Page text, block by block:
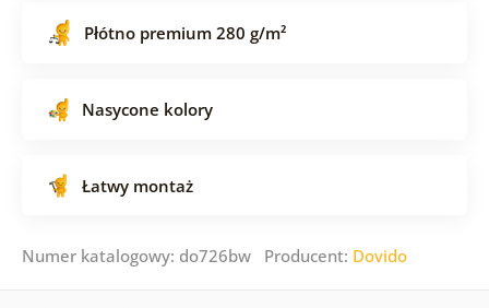
Płótno premium 280 g/m²
Nasycone kolory
Łatwy montaż
Numer katalogowy: do726bw Producent: Dovido